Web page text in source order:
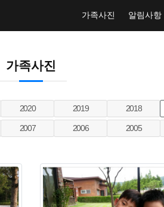
가족사진 알림사항
가족사진
2020 2019 2018
2007 2006 2005